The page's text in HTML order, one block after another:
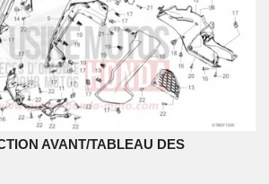
AVANT/TABLEAU DES